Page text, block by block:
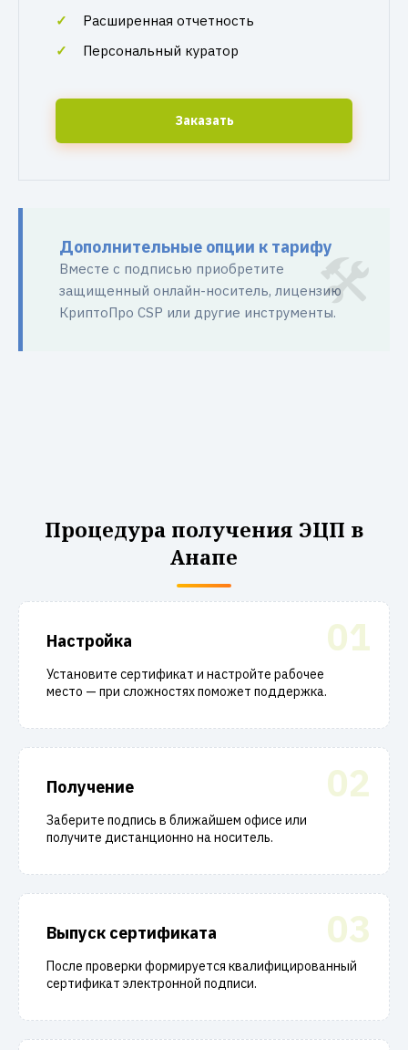
Расширенная отчетность
Персональный куратор
Заказать
Дополнительные опции к тарифу
Вместе с подписью приобретите
защищенный онлайн-носитель, лицензию
КриптоПро CSP или другие инструменты.
Процедура получения ЭЦП в
Анапе
01
Настройка
Установите сертификат и настройте рабочее
место — при сложностях поможет поддержка.
02
Получение
Заберите подпись в ближайшем офисе или
получите дистанционно на носитель.
03
Выпуск сертификата
После проверки формируется квалифицированный
сертификат электронной подписи.